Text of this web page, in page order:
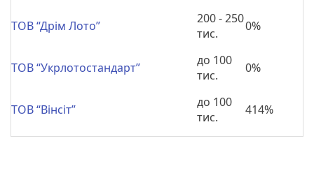
ТОВ “Дрім Лото”
200 - 250
тис.
0%
ТОВ “Укрлотостандарт”
до 100
тис.
0%
ТОВ “Вінсіт”
до 100
тис.
414%